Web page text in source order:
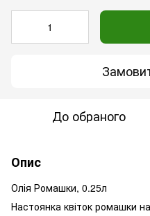
До обраного
Опис
Олія Ромашки, 0.25л
Настоянка квіток ромашки